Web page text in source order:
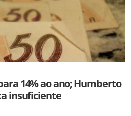
14% ao ano; Humberto
insuficiente